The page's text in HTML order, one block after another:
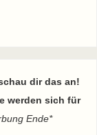
dir das an!
werden sich für
Ende*